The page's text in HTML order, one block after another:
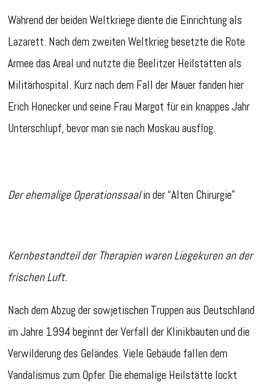
Während der beiden Weltkriege diente die Einrichtung als
Lazarett. Nach dem zweiten Weltkrieg besetzte die Rote
Armee das Areal und nutzte die Beelitzer Heilstätten als
Militärhospital. Kurz nach dem Fall der Mauer fanden hier
Erich Honecker und seine Frau Margot für ein knappes Jahr
Unterschlupf, bevor man sie nach Moskau ausflog.
Der ehemalige Operationssaalin der “Alten Chirurgie”
Kernbestandteil der Therapien waren Liegekuren an der
frischen Luft.
Nach dem Abzug der sowjetischen Truppen aus Deutschland
im Jahre 1994 beginnt der Verfall der Klinikbauten und die
Verwilderung des Geländes. Viele Gebäude fallen dem
Vandalismus zum Opfer. Die ehemalige Heilstätte lockt